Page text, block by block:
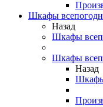
Шкафы
Назад
Шкафы
Шкафы
Назад
Шкафы